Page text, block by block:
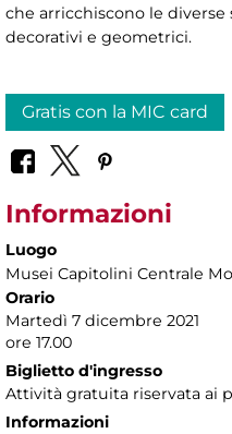
che arricchiscono le
decorativi e geometrici.
Gratis con la MIC card
Informazioni
Luogo
Musei Capitolini Centrale
Orario
Martedì 7 dicembre 2021
ore 17.00
Biglietto d'ingresso
Attività gratuita riservata ai
Informazioni